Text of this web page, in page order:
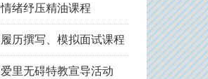
情绪纾压精油课程
履历撰写、模拟面试课程
爱里无碍特教宣导活动